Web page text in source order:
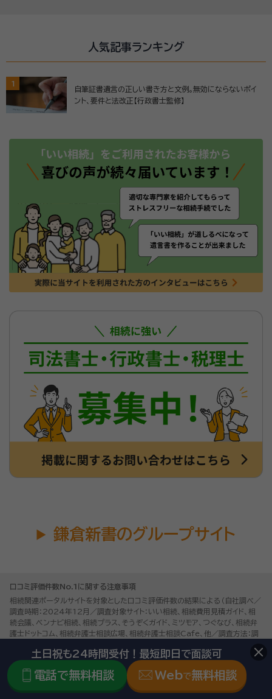
人気記事ランキング
1
自筆証書遺言の正しい書き方と文例。無効にならないポイ
ント、要件と法改正【行政書士監修】
鎌倉新書のグループサイト
口コミ評価件数No.1に関する注意事項
相続関連ポータルサイトを対象とした口コミ評価件数の結果による（自社調べ／
調査時期：2024年12月／調査対象サイト：いい相続、相続費用見積ガイド、相
続会議、ベンナビ相続、相続プラス、そうぞくガイド、ミツモア、つぐなび、相続弁
護士ドットコム、相続弁護士相談広場、相続弁護士相談Cafe、他／調査方法：調
で掲載されている口コミ評価=レビュー点数のある口コミの件数を合算。※同
一ユーザーの口コミが重複掲載されている場合は除外。※同一事業者が複数サ
イトを運営している場合は合算して事業者単位で集計）
土日祝も24時間受付！最短即日で面談可
電話で無料相談 Webで無料相談